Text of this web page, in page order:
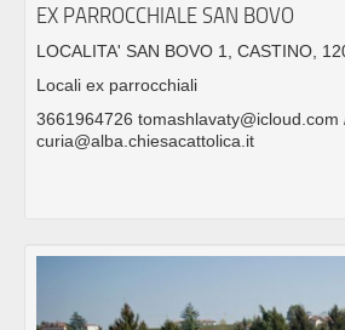
EX PARROCCHIALE SAN BOVO
LOCALITA' SAN BOVO 1, CASTINO,
Locali ex parrocchiali
3661964726 tomashlavaty@icloud.com
curia@alba.chiesacattolica.it